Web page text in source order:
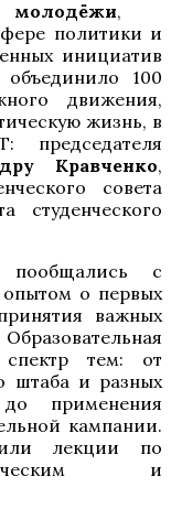
,
политики и
инициатив
100
движения,
жизнь, в
председателя
Кравченко,
совета
студенческого
пообщались с
о первых
важных
тем: от
штаба и разных
применения
кампании.
лекции по
и